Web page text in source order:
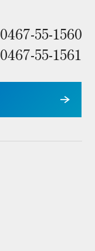
0467-55-1560
0467-55-1561